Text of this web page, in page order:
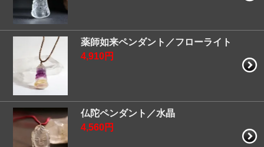
薬師如来ペンダント／フローライト
4,910円
仏陀ペンダント／水晶
4,560円